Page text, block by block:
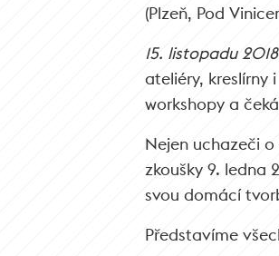
(Plzeň, Pod
15. listopadu
ateliéry, kreslírny
workshopy a
Nejen uchazeči
zkoušky 9. ledna
svou domácí
Představíme